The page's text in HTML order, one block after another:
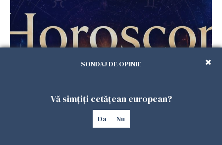
Horoscop duminică, 26 iulie. Astrele
răstoarnă calculele pentru unele zodii
SONDAJ DE OPINIE
Vă simțiți cetățean european?
Da Nu